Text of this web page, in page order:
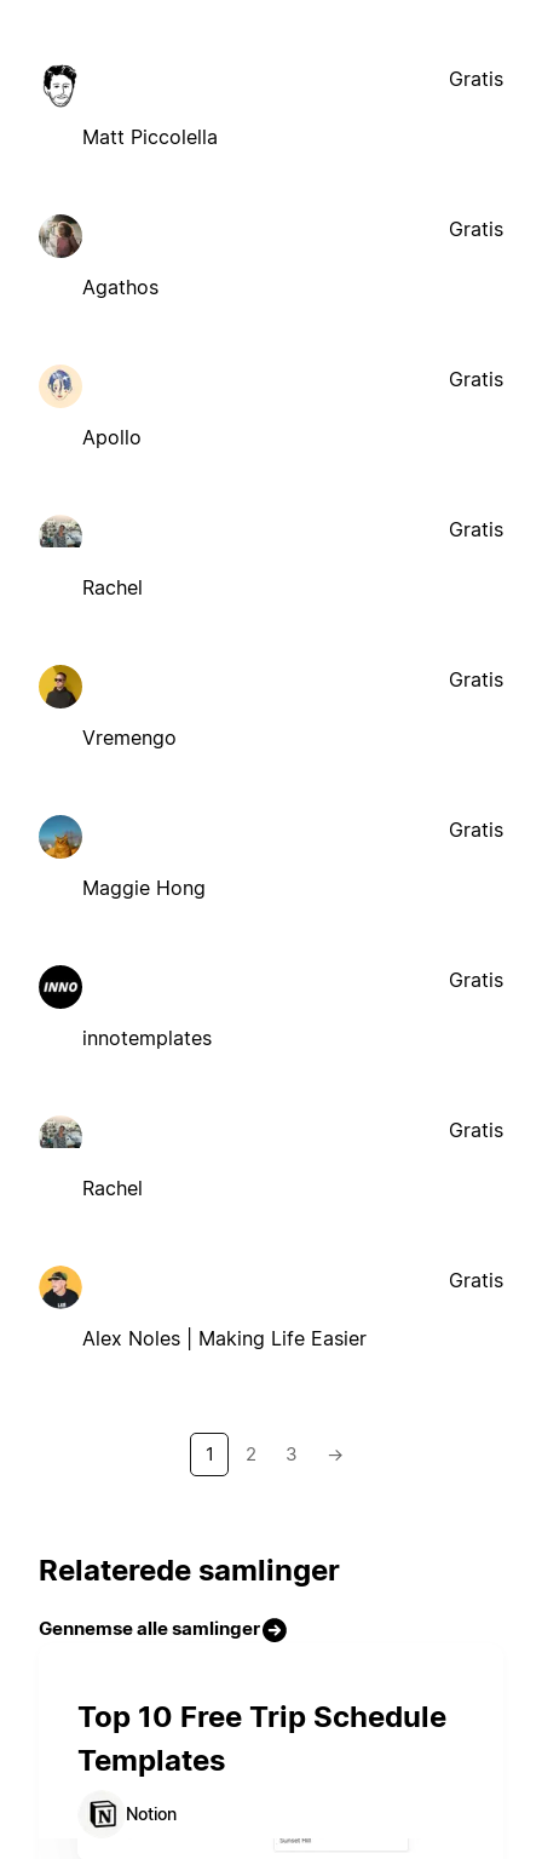
Matt Piccolella
Gratis
Agathos
Gratis
Apollo
Gratis
Rachel
Gratis
Vremengo
Gratis
Maggie Hong
Gratis
innotemplates
Gratis
Rachel
Gratis
Alex Noles | Making Life Easier
Gratis
1 2 3 →
Relaterede samlinger
Gennemse alle samlinger
Top 10 Free Trip Schedule
Templates
Notion